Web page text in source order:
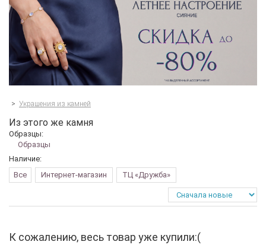
> Украшения из камней
Из этого же камня
Образцы:
Образцы
Наличие:
Все
Интернет-магазин ТЦ «Дружба»
К сожалению, весь товар уже купили:(